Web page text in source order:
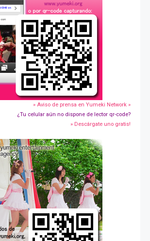
» Aviso de prensa en Yumeki Network »
¿Tu celular aún no dispone de lector qr-code?
» Descárgate uno gratis!